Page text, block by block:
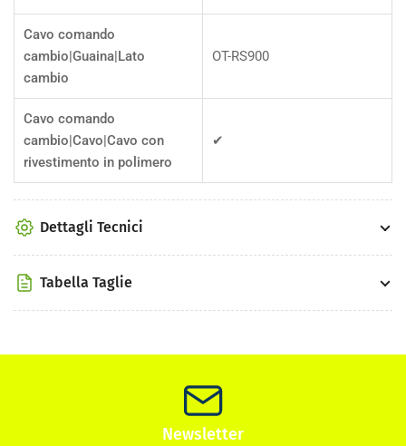
Cavo comando
cambio|Guaina|Lato
cambio
OT-RS900
Cavo comando
cambio|Cavo|Cavo con
rivestimento in polimero
✔
Dettagli Tecnici
Tabella Taglie
Newsletter